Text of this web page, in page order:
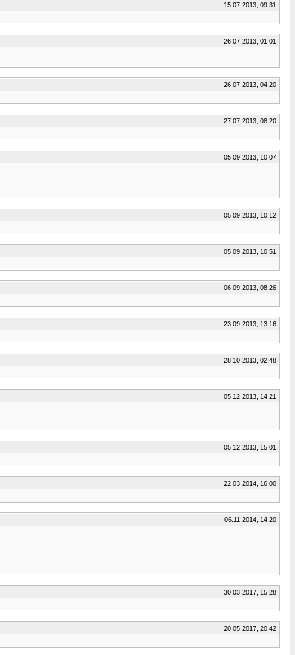
15.07.2013, 09:31
26.07.2013, 01:01
26.07.2013, 04:20
27.07.2013, 08:20
05.09.2013, 10:07
05.09.2013, 10:12
05.09.2013, 10:51
06.09.2013, 08:26
23.09.2013, 13:16
28.10.2013, 02:48
05.12.2013, 14:21
05.12.2013, 15:01
22.03.2014, 16:00
06.11.2014, 14:20
30.03.2017, 15:28
20.05.2017, 20:42